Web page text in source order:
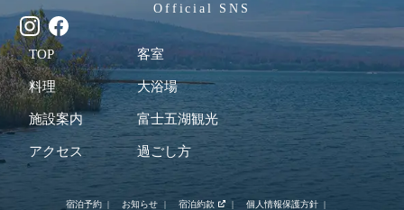
Official SNS
TOP 客室
料理 大浴場
施設案内 富士五湖観光
アクセス 過ごし方
宿泊予約 お知らせ 宿泊約款
個人情報保護方針